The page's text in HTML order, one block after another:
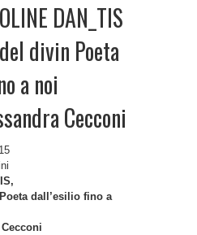
DAN_TIS
divin Poeta
a noi
Cecconi
dall’esilio fino a